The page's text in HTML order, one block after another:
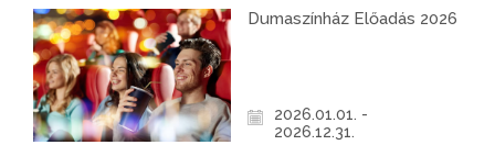
Dumaszínház Előadás 2026
2026.01.01. -
2026.12.31.